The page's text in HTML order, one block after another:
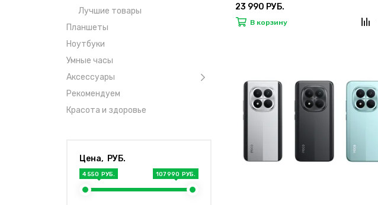
Лучшие товары
Планшеты
Ноутбуки
Умные часы
Аксессуары
Рекомендуем
Красота и здоровье
Цена, РУБ.
4 550 РУБ. 107 990 РУБ.
23 990 РУБ.
В корзину